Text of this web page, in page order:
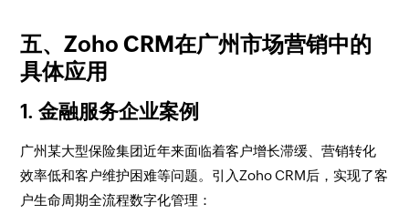
五、Zoho CRM在广州市场营销中的
具体应用
1. 金融服务企业案例
广州某大型保险集团近年来面临着客户增长滞缓、营销转化
效率低和客户维护困难等问题。引入Zoho CRM后，实现了客
户生命周期全流程数字化管理：